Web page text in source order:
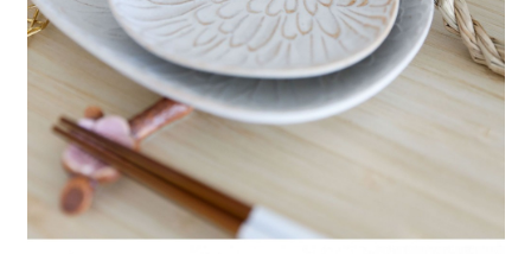
【注意事項】
１．透過由恩沛科技股份有限公司提供之「AFTEE先享後付」服務完成之交
易，需依本服務之必要範圍內提供個人資料，並將交易相關給付款項請求債
權轉讓予恩沛科技股份有限公司。
２．關於個人資料處理事宜，請瀏覽以下網址：https://aftee.tw/terms/#terms3
３．未成年的使用者請事先徵得法定代理人或監護人之同意方可使用
「AFTEE先享後付」，若未經同意申辦者引起之損失，本公司不負相關責
４．使用「AFTEE先享後付」時，將依據個別帳號之用戶狀況，依本公司即
時審查核予不同之上限額度；若仍有額度不足之情形，本公司將視審查結果
請求用戶進行身份認證。
５．嚴禁一人註冊多個帳號或使用他人資訊註冊。若發現惡意使用之情形，